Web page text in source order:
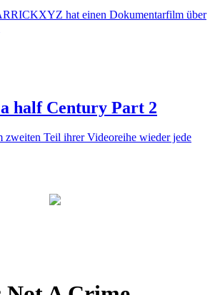
hat einen Dokumentarfilm über
half Century Part 2
Teil ihrer Videoreihe wieder jede